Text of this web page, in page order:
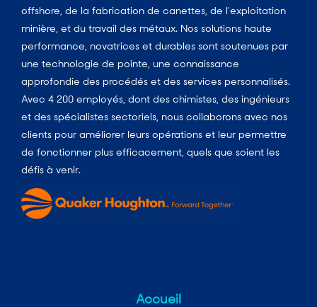
offshore, de la fabrication de canettes, de l’exploitation
minière, et du travail des métaux. Nos solutions haute
performance, novatrices et durables sont soutenues par
une technologie de pointe, une connaissance
approfondie des procédés et des services personnalisés.
Avec 4 200 employés, dont des chimistes, des ingénieurs
et des spécialistes sectoriels, nous collaborons avec nos
clients pour améliorer leurs opérations et leur permettre
de fonctionner plus efficacement, quels que soient les
défis à venir.
Accueil